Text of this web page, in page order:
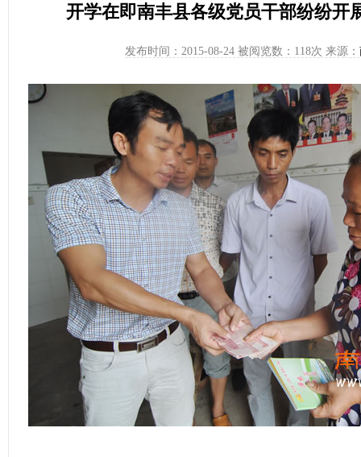
开学在即南丰县各级党员干部纷纷开
发布时间：2015-08-24 被阅览数： 118次 来源：